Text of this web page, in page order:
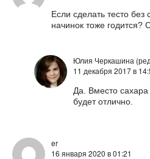
Если сделать тесто
начинок тоже годится?
Юлия Черкашина
11 декабря 2017в
Да. Вместо сахара
будет отлично.
er
16 января 2020 в 01:21